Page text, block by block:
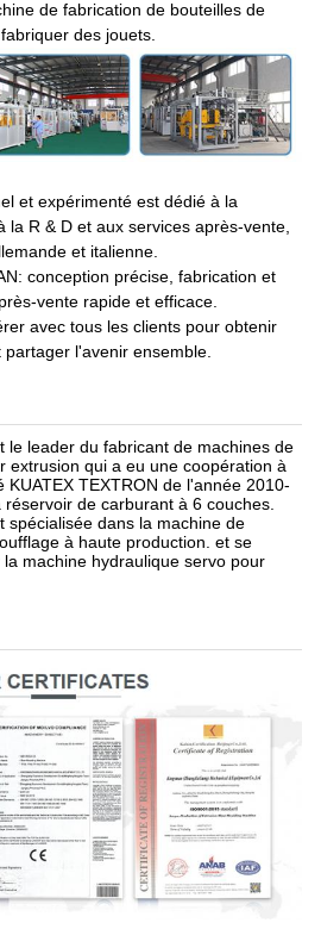
de fabrication de bouteilles de
des jouets.
et expérimenté est dédié à la
la R & D et aux services après-vente,
et italienne.
conception précise, fabrication et
vente rapide et efficace.
avec tous les clients pour obtenir
l'avenir ensemble.
le leader du fabricant de machines de
extrusion qui a eu une coopération à
KUATEX TEXTRON de l'année 2010-
de carburant à 6 couches.
spécialisée dans la machine de
à haute production. et se
machine hydraulique servo pour